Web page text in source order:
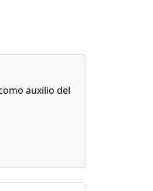
auxilio del